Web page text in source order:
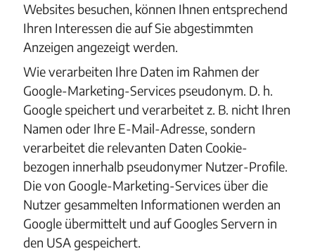
Websites besuchen, können Ihnen entsprechend
Ihren Interessen die auf Sie abgestimmten
Anzeigen angezeigt werden.
Wie verarbeiten Ihre Daten im Rahmen der
Google-Marketing-Services pseudonym. D. h.
Google speichert und verarbeitet z. B. nicht Ihren
Namen oder Ihre E-Mail-Adresse, sondern
verarbeitet die relevanten Daten Cookie-
bezogen innerhalb pseudonymer Nutzer-Profile.
Die von Google-Marketing-Services über die
Nutzer gesammelten Informationen werden an
Google übermittelt und auf Googles Servern in
den USA gespeichert.